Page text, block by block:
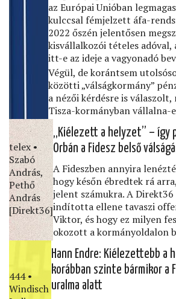
az Európai Unióban
kulccsal fémjelzett áfa-
2022 őszén jelentősen
kisvállalkozói tételes adóval,
itt-e az ideje a vagyonadó
Végül, de korántsem
közötti „válságkormány”
a nézői kérdésre is
Tisza-kormányban vállalna-
telex •
Szabó
András,
Pethő
András
[Direkt36]
„Kiélezett a helyzet” – így
Orbán a Fidesz belső
A Fideszben annyira
hogy későn ébredtek rá
jelent számukra. A
indította ellene tavaszi
Viktor, és hogy ez milyen
okozott a kormányoldalon
444 •
Windisch
Hann Endre: Kiélezettebb a
korábban szinte bármikor a
uralma alatt